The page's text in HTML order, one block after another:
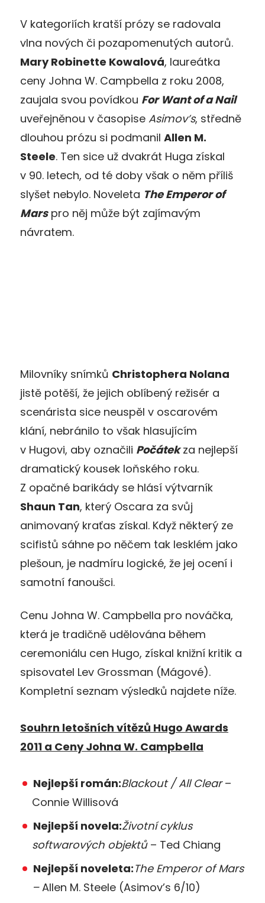
V kategoriích kratší prózy se radovala
vlna nových či pozapomenutých autorů.
Mary Robinette Kowalová, laureátka
ceny Johna W. Campbella z roku 2008,
zaujala svou povídkou For Want of a Nail
uveřejněnou v časopise Asimov’s, středně
dlouhou prózu si podmanil Allen M.
Steele. Ten sice už dvakrát Huga získal
v 90. letech, od té doby však o něm příliš
slyšet nebylo. Noveleta The Emperor of
Marspro něj může být zajímavým
návratem.
Milovníky snímků Christophera Nolana
jistě potěší, že jejich oblíbený režisér a
scenárista sice neuspěl v oscarovém
klání, nebránilo to však hlasujícím
v Hugovi, aby označili Počátekza nejlepší
dramatický kousek loňského roku.
Z opačné barikády se hlásí výtvarník
Shaun Tan, který Oscara za svůj
animovaný kraťas získal. Když některý ze
scifistů sáhne po něčem tak lesklém jako
plešoun, je nadmíru logické, že jej ocení i
samotní fanoušci.
Cenu Johna W. Campbella pro nováčka,
která je tradičně udělována během
ceremoniálu cen Hugo, získal knižní kritik a
spisovatel Lev Grossman (Mágové).
Kompletní seznam výsledků najdete níže.
Souhrn letošních vítězů Hugo Awards
2011 a Ceny Johna W. Campbella
Nejlepší román:Blackout / All Clear–
Connie Willisová
Nejlepší novela:Životní cyklus
softwarových objektů– Ted Chiang
Nejlepší noveleta:The Emperor of Mars
–Allen M. Steele (Asimov’s 6/10)